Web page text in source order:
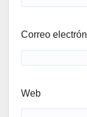
Correo
Web